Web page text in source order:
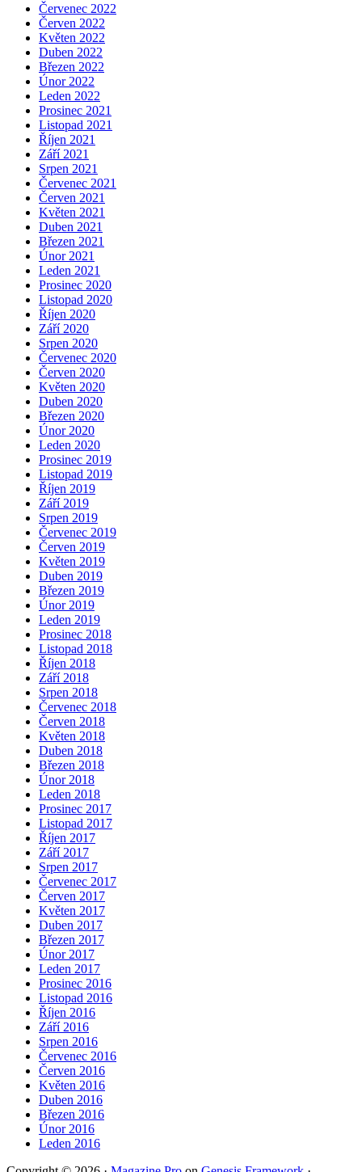
Červenec 2022
Červen 2022
Květen 2022
Duben 2022
Březen 2022
Únor 2022
Leden 2022
Prosinec 2021
Listopad 2021
Říjen 2021
Září 2021
Srpen 2021
Červenec 2021
Červen 2021
Květen 2021
Duben 2021
Březen 2021
Únor 2021
Leden 2021
Prosinec 2020
Listopad 2020
Říjen 2020
Září 2020
Srpen 2020
Červenec 2020
Červen 2020
Květen 2020
Duben 2020
Březen 2020
Únor 2020
Leden 2020
Prosinec 2019
Listopad 2019
Říjen 2019
Září 2019
Srpen 2019
Červenec 2019
Červen 2019
Květen 2019
Duben 2019
Březen 2019
Únor 2019
Leden 2019
Prosinec 2018
Listopad 2018
Říjen 2018
Září 2018
Srpen 2018
Červenec 2018
Červen 2018
Květen 2018
Duben 2018
Březen 2018
Únor 2018
Leden 2018
Prosinec 2017
Listopad 2017
Říjen 2017
Září 2017
Srpen 2017
Červenec 2017
Červen 2017
Květen 2017
Duben 2017
Březen 2017
Únor 2017
Leden 2017
Prosinec 2016
Listopad 2016
Říjen 2016
Září 2016
Srpen 2016
Červenec 2016
Červen 2016
Květen 2016
Duben 2016
Březen 2016
Únor 2016
Leden 2016